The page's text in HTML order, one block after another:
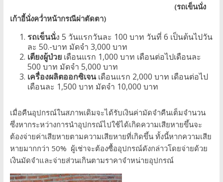
(รถเข็นนั่ง
เก้าอี้นั่งคว่ำหน้ากรณีผ่าตัดตา)
รถเข็นนั่ง 5 วันแรกวันละ 100 บาท วันที่ 6 เป็นต้นไปวัน
ละ 50.-บาท มัดจำ 3,000 บาท
เตียงผู้ป่วยเดือนแรก 1,000 บาท เดือนต่อไปเดือนละ
500 บาท มัดจำ 5,000 บาท
เครื่องผลิตออกซิเจนเดือนแรก 2,000 บาท เดือนต่อไป
เดือนละ 1,500 บาท มัดจำ 10,000 บาท
เมื่อคืนอุปกรณ์ในสภาพเดิมจะได้รับเงินค่ามัดจำคืนเต็มจำนวน
ซึ่งหากระหว่างการนำอุปกรณ์ไปใช้ได้เกิดความเสียหายขึ้นจะ
ต้องจ่ายค่าเสียหายตามความเสียหายที่เกิดขึ้น ทั้งนี้หากความเสีย
หายมากกว่า 50% ผู้เช่าจะต้องซื้ออุปกรณ์ดังกล่าวโดยจ่ายด้วย
เงินมัดจำและจ่ายส่วนเกินตามราคาจำหน่ายอุปกรณ์